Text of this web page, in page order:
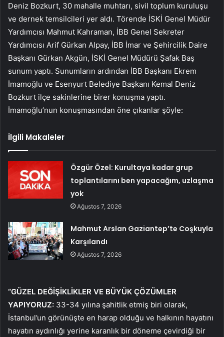
Deniz Bozkurt, 30 mahalle muhtarı, sivil toplum kuruluşu
ve dernek temsilcileri yer aldı. Törende İSKİ Genel Müdür
Yardımcısı Mahmut Kahraman, İBB Genel Sekreter
Yardımcısı Arif Gürkan Alpay, İBB İmar ve Şehircilik Daire
Başkanı Gürkan Akgün, İSKİ Genel Müdürü Şafak Baş
sunum yaptı. Sunumların ardından İBB Başkanı Ekrem
İmamoğlu ve Esenyurt Belediye Başkanı Kemal Deniz
Bozkurt ilçe sakinlerine birer konuşma yaptı.
İmamoğlu’nun konuşmasından öne çıkanlar şöyle:
İlgili Makaleler
Özgür Özel: Kurultaya kadar grup
toplantılarını ben yapacağım, uzlaşma
yok
Ağustos 7, 2026
Mahmut Arslan Gaziantep’te Coşkuyla
Karşılandı
Ağustos 7, 2026
“GÜZEL DEĞİŞİKLİKLER VE BÜYÜK ÇÖZÜMLER
YAPIYORUZ: 33-34 yılına şahitlik etmiş biri olarak,
İstanbul’un görünüşte en harap olduğu ve halkının hayatını
hayatın aydınlığı yerine karanlık bir döneme çevirdiği bir